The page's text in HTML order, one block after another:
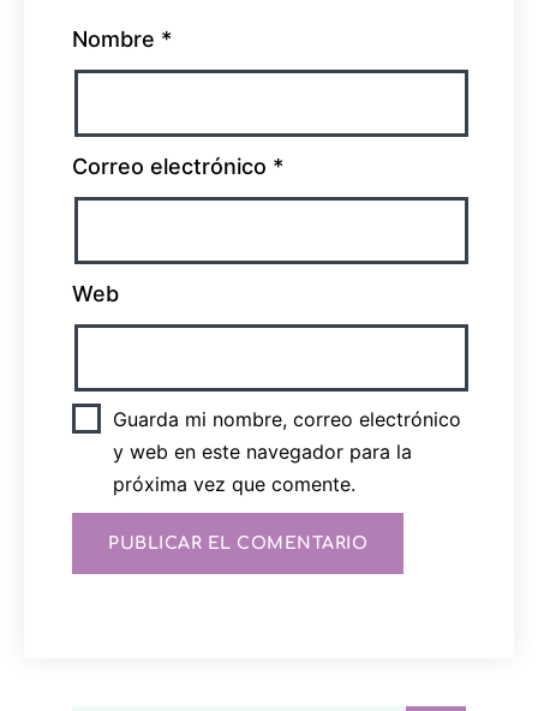
Nombre *
Correo electrónico *
Web
Guarda mi nombre, correo electrónico
y web en este navegador para la
próxima vez que comente.